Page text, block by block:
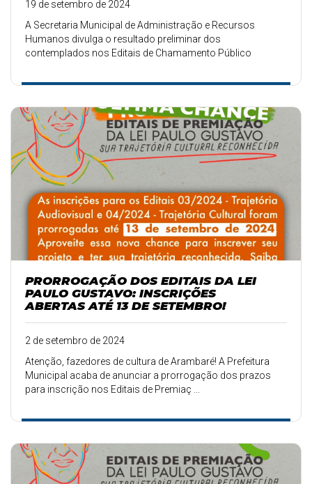
19 de setembro de 2024
A Secretaria Municipal de Administração e Recursos
Humanos divulga o resultado preliminar dos
contemplados nos Editais de Chamamento Público
PRORROGAÇÃO DOS EDITAIS DA LEI
PAULO GUSTAVO: INSCRIÇÕES
ABERTAS ATÉ 13 DE SETEMBRO!
2 de setembro de 2024
Atenção, fazedores de cultura de Arambaré! A Prefeitura
Municipal acaba de anunciar a prorrogação dos prazos
para inscrição nos Editais de Premiaç ...